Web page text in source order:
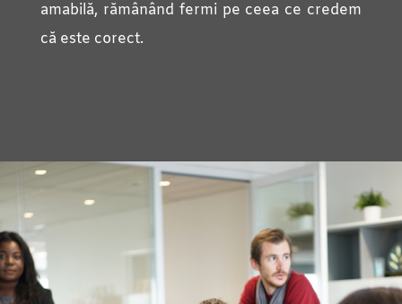
amabilă, rămânând fermi pe ceea ce credem
că este corect.